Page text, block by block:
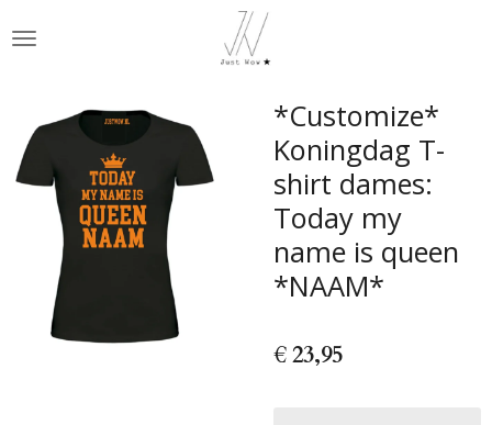
direct
hoofdinhoud
*Customize*
Koningdag T-
shirt dames:
Today my
name is queen
*NAAM*
€ 23,95